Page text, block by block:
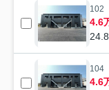
102
4.6
104
4.6